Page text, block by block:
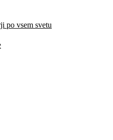
po vsem svetu